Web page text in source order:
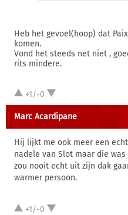
Heb het gevoel(hoop) dat
komen.
Vond het steeds net niet ,
rits mindere.
+1/-0
Marc Acardipane
Hij lijkt me ook meer een
nadele van Slot maar die
zou nooit echt uit zijn dak
warmer persoon.
+1/-0